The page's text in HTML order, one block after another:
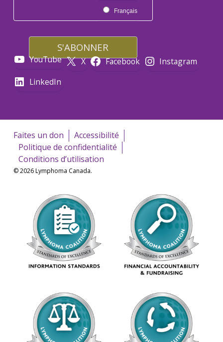
Français
YouTube X Facebook
Instagram
LinkedIn
Faites un don
Accessibilité
Politique de confidentialité
Conditions d’utilisation
© 2026 Lymphoma Canada.